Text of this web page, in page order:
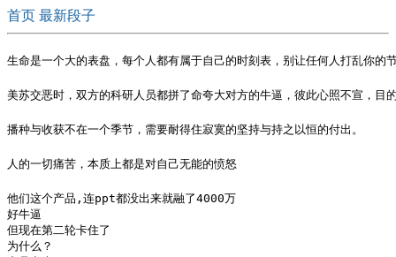
首页 最新段子
生命是一个大的表盘，每个人都有属于自己的时刻表，别让任何人打乱你的
美苏交恶时，双方的科研人员都拼了命夸大对方的牛逼，彼此心照不宣，
播种与收获不在一个季节，需要耐得住寂寞的坚持与持之以恒的付出。
人的一切痛苦，本质上都是对自己无能的愤怒
他们这个产品,连ppt都没出来就融了4000万
好牛逼
但现在第二轮卡住了
为什么？